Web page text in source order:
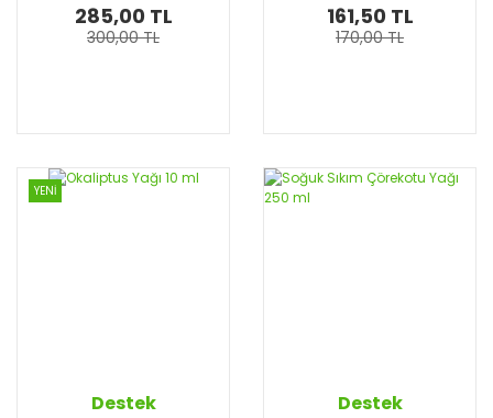
285,00 TL
300,00 TL
161,50 TL
170,00 TL
YENİ
Destek Destek